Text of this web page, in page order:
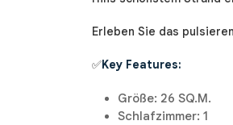
Erleben Sie das
✅Key Features:
Größe: 26 SQ.M.
Schlafzimmer: 1